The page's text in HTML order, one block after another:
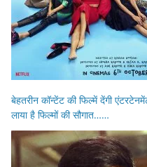
बेहतरीन कॉन्टेंट की फिल्में देंगी
लाया है फिल्मों की सौगात……